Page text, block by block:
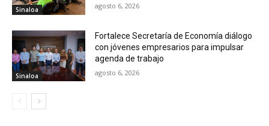
Sinaloa agosto 6, 2026
Sinaloa
Fortalece Secretaría de Economía diálogo
con jóvenes empresarios para impulsar
agenda de trabajo
agosto 6, 2026